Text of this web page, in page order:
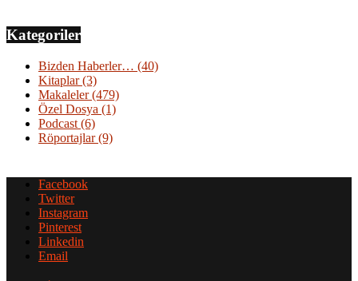
Kategoriler
Bizden Haberler… (40)
Kitaplar(3)
Makaleler(479)
Özel Dosya (1)
Podcast (6)
Röportajlar(9)
Facebook
Twitter
Instagram
Pinterest
Linkedin
Email